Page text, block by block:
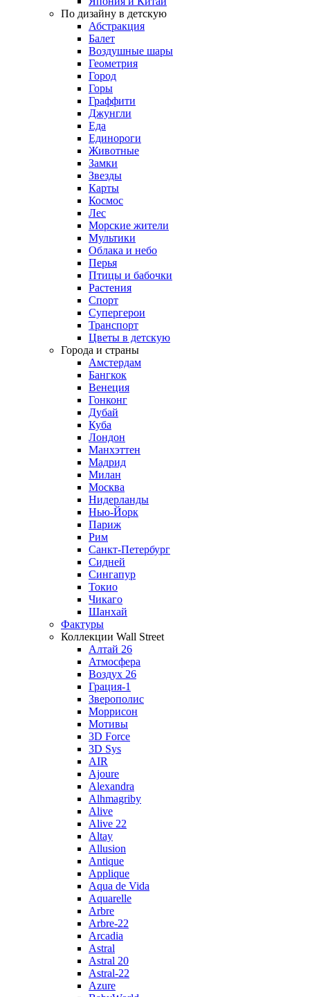
По дизайну в детскую
Абстракция
Балет
Воздушные шары
Геометрия
Город
Горы
Граффити
Джунгли
Еда
Единороги
Животные
Замки
Звезды
Карты
Космос
Лес
Морские жители
Мультики
Облака и небо
Перья
Птицы и бабочки
Растения
Спорт
Супергерои
Транспорт
Цветы в детскую
Города и страны
Амстердам
Бангкок
Венеция
Гонконг
Дубай
Куба
Лондон
Манхэттен
Мадрид
Милан
Москва
Нидерланды
Нью-Йорк
Париж
Рим
Санкт-Петербург
Сидней
Сингапур
Токио
Чикаго
Шанхай
Фактуры
Коллекции Wall Street
Алтай 26
Атмосфера
Воздух 26
Грация-1
Зверополис
Моррисон
Мотивы
3D Force
3D Sys
AIR
Ajoure
Alexandra
Alhmagriby
Alive
Alive 22
Altay
Allusion
Antique
Applique
Aqua de Vida
Aquarelle
Arbre
Arbre-22
Arcadia
Astral
Astral 20
Astral-22
Azure